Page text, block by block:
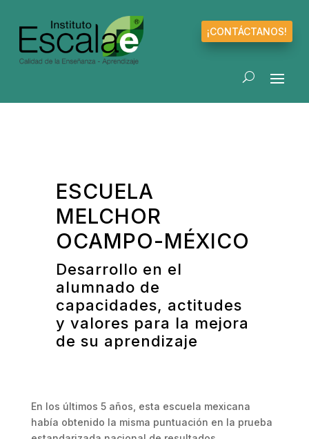
¡CONTÁCTANOS!
ESCUELA
MELCHOR
OCAMPO-MÉXICO
Desarrollo en el
alumnado de
capacidades, actitudes
y valores para la mejora
de su aprendizaje
En los últimos 5 años, esta escuela mexicana
había obtenido la misma puntuación en la prueba